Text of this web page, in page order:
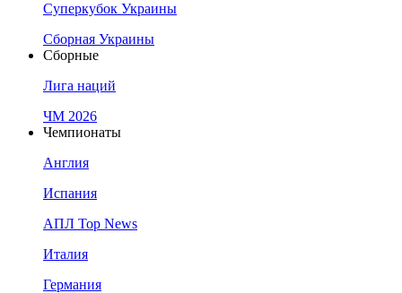
Суперкубок Украины
Сборная Украины
Сборные
Лига наций
ЧМ 2026
Чемпионаты
Англия
Испания
АПЛ Top News
Италия
Германия